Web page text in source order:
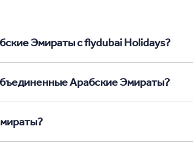
Эмираты с flydubai Holidays?
Арабские Эмираты?